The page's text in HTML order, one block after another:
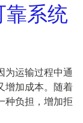
靠系统
为运输过程中通
增加成本。随着
种负担，增加拒